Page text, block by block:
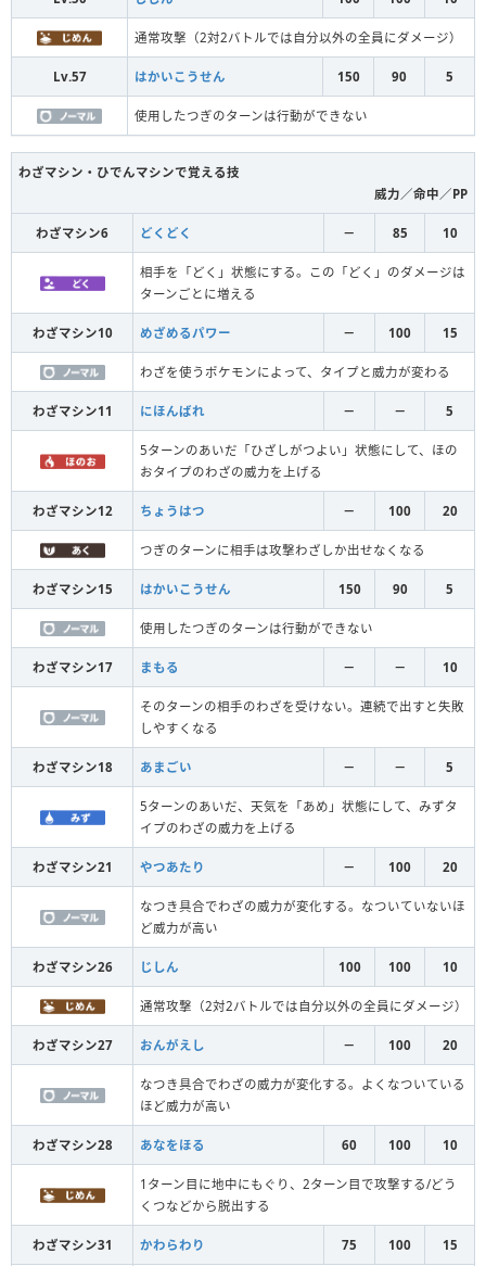
通常攻撃（2対2バトルでは自分以外の全員にダメージ）
Lv.57 はかいこうせん 150 90 5
使用したつぎのターンは行動ができない
わざマシン・ひでんマシンで覚える技
威力／命中／PP
わざマシン6 どくどく － 85 10
相手を「どく」状態にする。この「どく」のダメージは
ターンごとに増える
わざマシン10 めざめるパワー － 100 15
わざを使うポケモンによって、タイプと威力が変わる
わざマシン11 にほんばれ － － 5
5ターンのあいだ「ひざしがつよい」状態にして、ほの
おタイプのわざの威力を上げる
わざマシン12 ちょうはつ － 100 20
つぎのターンに相手は攻撃わざしか出せなくなる
わざマシン15 はかいこうせん 150 90 5
使用したつぎのターンは行動ができない
わざマシン17 まもる － － 10
そのターンの相手のわざを受けない。連続で出すと失敗
しやすくなる
わざマシン18 あまごい － － 5
5ターンのあいだ、天気を「あめ」状態にして、みずタ
イプのわざの威力を上げる
わざマシン21 やつあたり － 100 20
なつき具合でわざの威力が変化する。なついていないほ
ど威力が高い
わざマシン26 じしん 100 100 10
通常攻撃（2対2バトルでは自分以外の全員にダメージ）
わざマシン27 おんがえし － 100 20
なつき具合でわざの威力が変化する。よくなついている
ほど威力が高い
わざマシン28 あなをほる 60 100 10
1ターン目に地中にもぐり、2ターン目で攻撃する/どう
くつなどから脱出する
わざマシン31 かわらわり 75 100 15